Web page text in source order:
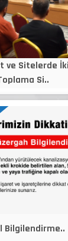
ve Sitelerde
Si..
Bilgilendirme..